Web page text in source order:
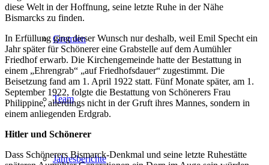
Gremien
Team
Jahresberichte
diese Welt in der Hoffnung, seine letzte Ruhe in der Nähe
Bismarcks zu finden.
In Erfüllung ging dieser Wunsch nur deshalb, weil Emil Specht ein
Jahr später für Schönerer eine Grabstelle auf dem Aumühler
Friedhof erwarb. Die Kirchengemeinde hatte der Bestattung in
einem „Ehrengrab“ „auf Friedhofsdauer“ zugestimmt. Die
Beisetzung fand am 1. April 1922 statt. Fünf Monate später, am 1.
September 1922, folgte die Bestattung von Schönerers Frau
Philippine, allerdings nicht in der Gruft ihres Mannes, sondern in
einem anliegenden Erdgrab.
Hitler und Schönerer
Dass Schönerers Bismarck-Denkmal und seine letzte Ruhestätte